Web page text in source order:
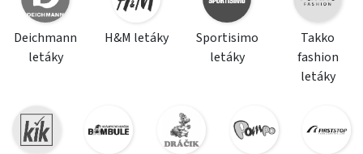
Deichmann
letáky
H&M letáky
Sportisimo
letáky
Takko
fashion
letáky